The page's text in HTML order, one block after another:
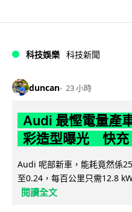
科技娛樂 科技新聞
duncan 23 小時
Audi 最慳電量
彩造型曝光 快充
Audi 呢部新車，能耗竟然係
至0.24，每百公里只需12.8
閱讀全文